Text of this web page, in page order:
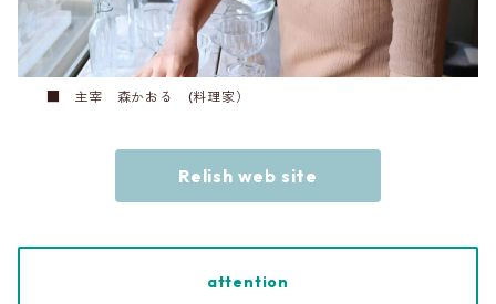
■ 主宰 森かおる (料理家）
Relish web site
attention